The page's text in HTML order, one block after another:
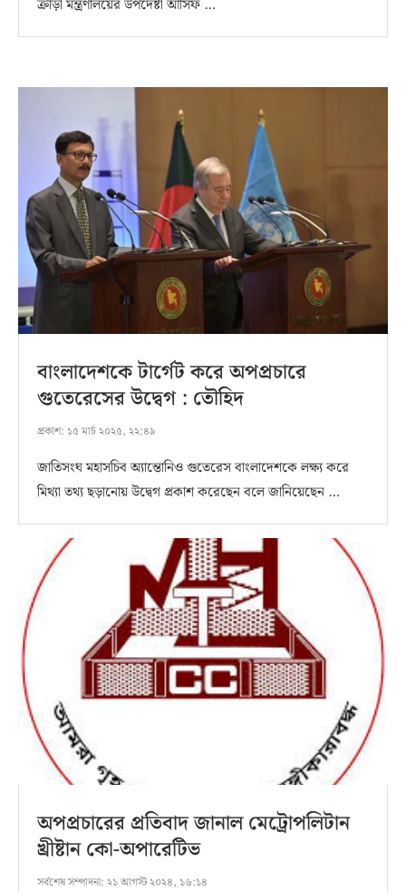
ক্রীড়া মন্ত্রণালয়ের উপদেষ্টা আসিফ …
বাংলাদেশকে টার্গেট করে অপপ্রচারে
গুতেরেসের উদ্বেগ : তৌহিদ
প্রকাশ: ১৫ মার্চ ২০২৫, ২২:৪৯
জাতিসংঘ মহাসচিব অ্যান্তোনিও গুতেরেস বাংলাদেশকে লক্ষ্য করে
মিথ্যা তথ্য ছড়ানোয় উদ্বেগ প্রকাশ করেছেন বলে জানিয়েছেন …
অপপ্রচারের প্রতিবাদ জানাল মেট্রোপলিটান
খ্রীষ্টান কো-অপারেটিভ
সর্বশেষ সম্পাদনা: ২১ আগস্ট ২০২৪, ১৬:১৪